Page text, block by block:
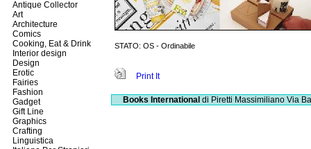
STATO: OS - Ordinabile
Print It
Antique Collector
Art
Architecture
Comics
Cooking, Eat & Drink
Interior design
Design
Erotic
Fairies
Fashion
Gadget
Gift Line
Graphics
Crafting
Linguistica
Books International di Piretti Massimiliano Via